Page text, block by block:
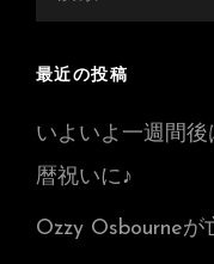
最近の投稿
いよいよ一週間
暦祝いに♪
Ozzy Osbourneが